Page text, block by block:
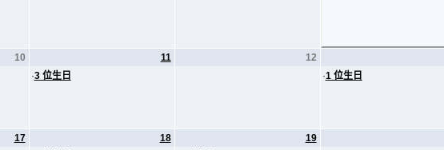
10
11
·3 位生日
12
·1 位生日
17
18
19